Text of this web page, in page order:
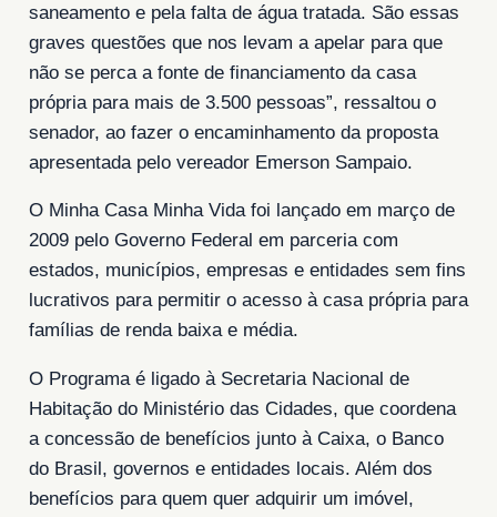
saneamento e pela falta de água tratada. São essas
graves questões que nos levam a apelar para que
não se perca a fonte de financiamento da casa
própria para mais de 3.500 pessoas”, ressaltou o
senador, ao fazer o encaminhamento da proposta
apresentada pelo vereador Emerson Sampaio.
O Minha Casa Minha Vida foi lançado em março de
2009 pelo Governo Federal em parceria com
estados, municípios, empresas e entidades sem fins
lucrativos para permitir o acesso à casa própria para
famílias de renda baixa e média.
O Programa é ligado à Secretaria Nacional de
Habitação do Ministério das Cidades, que coordena
a concessão de benefícios junto à Caixa, o Banco
do Brasil, governos e entidades locais. Além dos
benefícios para quem quer adquirir um imóvel,